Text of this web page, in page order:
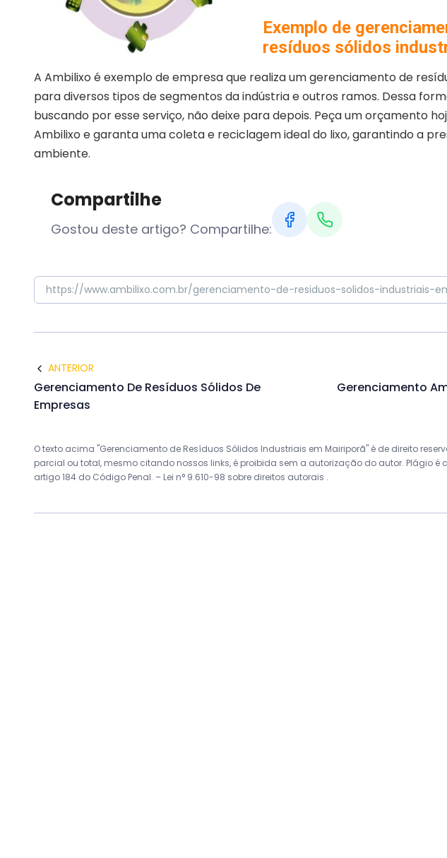
Exemplo de
resíduos sólidos
A Ambilixo é exemplo de empresa que realiza um gerenciamento de
para diversos tipos de segmentos da indústria e outros ramos. Dessa
buscando por esse serviço, não deixe para depois. Peça um orçamento
Ambilixo e garanta uma coleta e reciclagem ideal do lixo, garantindo a
ambiente.
Compartilhe
Gostou deste artigo? Compartilhe:
ANTERIOR
Gerenciamento De Resíduos Sólidos De
Empresas
Gerenciamento
O texto acima "Gerenciamento de Resíduos Sólidos Industriais em Mairiporã" é de direito
parcial ou total, mesmo citando nossos links, é proibida sem a autorização do autor. Plágio é
artigo 184 do Código Penal. – Lei n° 9.610-98 sobre direitos autorais .